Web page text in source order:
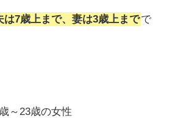
は7歳上まで、妻は3歳上までで
～23歳の女性